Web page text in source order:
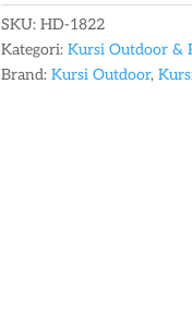
SKU: HD-1822
Kategori: Kursi Outdoor &
Brand: Kursi Outdoor,